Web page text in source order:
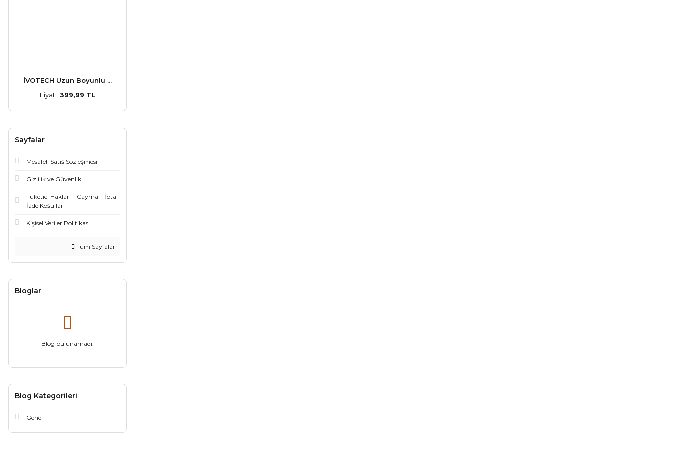
İVOTECH Uzun Boyunlu ...
Fiyat : 399,99 TL
Sayfalar
Mesafeli Satış Sözleşmesi
Gizlilik ve Güvenlik
Tüketici Haklari – Cayma – İptal
İade Koşullari
Kişisel Veriler Politikası
Tüm Sayfalar
Bloglar
Blog bulunamadı.
Blog Kategorileri
Genel